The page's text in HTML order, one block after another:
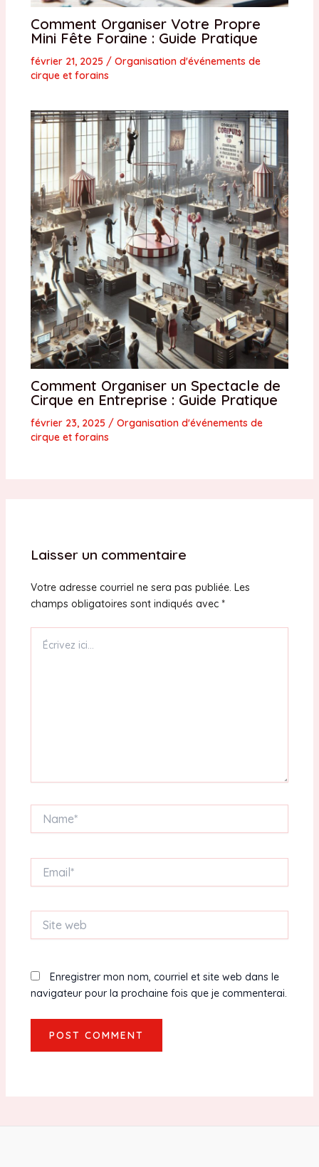
Comment Organiser Votre Propre
Mini Fête Foraine : Guide Pratique
février 21, 2025 / Organisation d'événements de
cirque et forains
Comment Organiser un Spectacle de
Cirque en Entreprise : Guide Pratique
février 23, 2025 / Organisation d'événements de
cirque et forains
Laisser un commentaire
Votre adresse courriel ne sera pas publiée. Les
champs obligatoires sont indiqués avec *
ici…
web
Enregistrer mon nom, courriel et site web dans le
navigateur pour la prochaine fois que je commenterai.